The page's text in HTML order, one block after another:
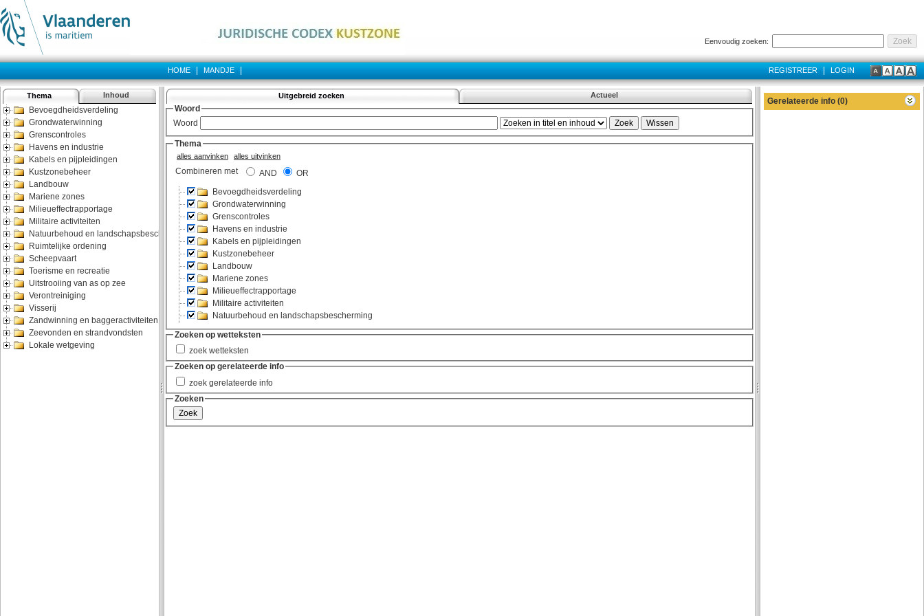
Eenvoudig zoeken:
HOME | MANDJE | REGISTREER | LOGIN
Thema Inhoud
Bevoegdheidsverdeling
Grondwaterwinning
Grenscontroles
Havens en industrie
Kabels en pijpleidingen
Kustzonebeheer
Landbouw
Mariene zones
Milieueffectrapportage
Militaire activiteiten
Natuurbehoud en landschapsbescherming
Ruimtelijke ordening
Scheepvaart
Toerisme en recreatie
Uitstrooiing van as op zee
Verontreiniging
Visserij
Zandwinning en baggeractiviteiten
Zeevonden en strandvondsten
Lokale wetgeving
Uitgebreid zoeken Actueel
Gerelateerde info (0)